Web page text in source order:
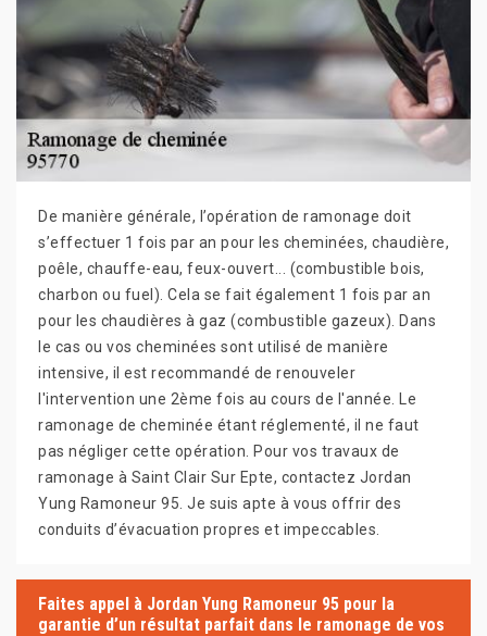
De manière générale, l’opération de ramonage doit
s’effectuer 1 fois par an pour les cheminées, chaudière,
poêle, chauffe-eau, feux-ouvert... (combustible bois,
charbon ou fuel). Cela se fait également 1 fois par an
pour les chaudières à gaz (combustible gazeux). Dans
le cas ou vos cheminées sont utilisé de manière
intensive, il est recommandé de renouveler
l'intervention une 2ème fois au cours de l'année. Le
ramonage de cheminée étant réglementé, il ne faut
pas négliger cette opération. Pour vos travaux de
ramonage à Saint Clair Sur Epte, contactez Jordan
Yung Ramoneur 95. Je suis apte à vous offrir des
conduits d’évacuation propres et impeccables.
Faites appel à Jordan Yung Ramoneur 95 pour la
garantie d’un résultat parfait dans le ramonage de vos